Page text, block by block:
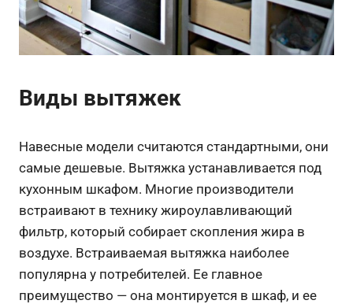
Виды вытяжек
Навесные модели считаются стандартными, они
самые дешевые. Вытяжка устанавливается под
кухонным шкафом. Многие производители
встраивают в технику жироулавливающий
фильтр, который собирает скопления жира в
воздухе. Встраиваемая вытяжка наиболее
популярна у потребителей. Ее главное
преимущество — она монтируется в шкаф, и ее